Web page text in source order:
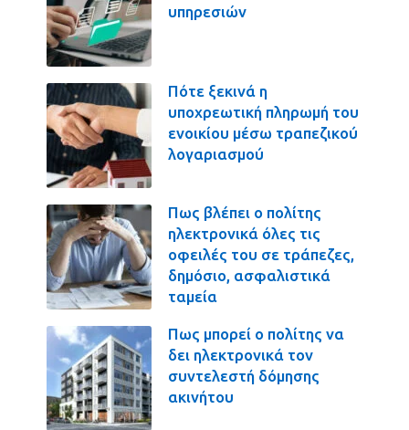
υπηρεσιών
Πότε ξεκινά η
υποχρεωτική πληρωμή του
ενοικίου μέσω τραπεζικού
λογαριασμού
Πως βλέπει ο πολίτης
ηλεκτρονικά όλες τις
οφειλές του σε τράπεζες,
δημόσιο, ασφαλιστικά
ταμεία
Πως μπορεί ο πολίτης να
δει ηλεκτρονικά τον
συντελεστή δόμησης
ακινήτου